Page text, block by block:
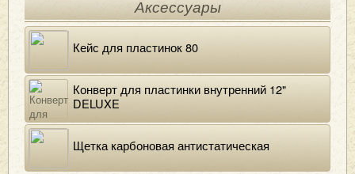
Аксессуары
Кейс для пластинок 80
Конверт для пластинки внутренний 12"
DELUXE
Щетка карбоновая антистатическая